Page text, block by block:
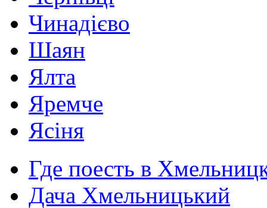
Чинадієво
Шаян
Ялта
Яремче
Ясіня
Где поесть в
Дача Хмельницький